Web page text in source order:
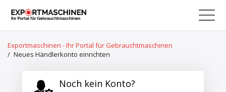
Exportmaschinen - Ihr Portal für Gebrauchtmaschinen
/ Neues Händlerkonto einrichten
Noch kein Konto?